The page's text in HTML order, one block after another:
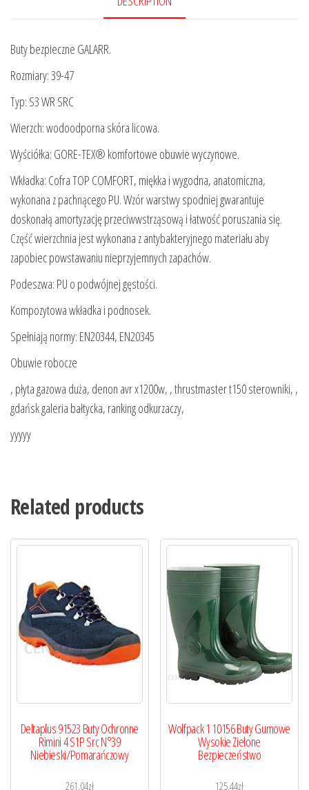
Buty bezpieczne GALARR.
Rozmiary: 39-47
Typ: S3 WR SRC
Wierzch: wodoodporna skóra licowa.
Wyściółka: GORE-TEX® komfortowe obuwie wyczynowe.
Wkładka: Cofra TOP COMFORT, miękka i wygodna, anatomiczna,
wykonana z pachnącego PU. Wzór warstwy spodniej gwarantuje
doskonałą amortyzację przeciwwstrząsową i łatwość poruszania się.
Część wierzchnia jest wykonana z antybakteryjnego materiału aby
zapobiec powstawaniu nieprzyjemnych zapachów.
Podeszwa: PU o podwójnej gęstości.
Kompozytowa wkładka i podnosek.
Spełniają normy: EN20344, EN20345
Obuwie robocze
, płyta gazowa duża, denon avr x1200w, , thrustmaster t150 sterowniki, ,
gdańsk galeria bałtycka, ranking odkurzaczy,
yyyyy
Related products
Deltaplus 91523 Buty Ochronne
Rimini 4 S1P Src N°39
Niebieski/Pomarańczowy
261,04zł
Wolfpack 1 10156 Buty Gumowe
Wysokie Zielone
Bezpieczeństwo
125,44zł